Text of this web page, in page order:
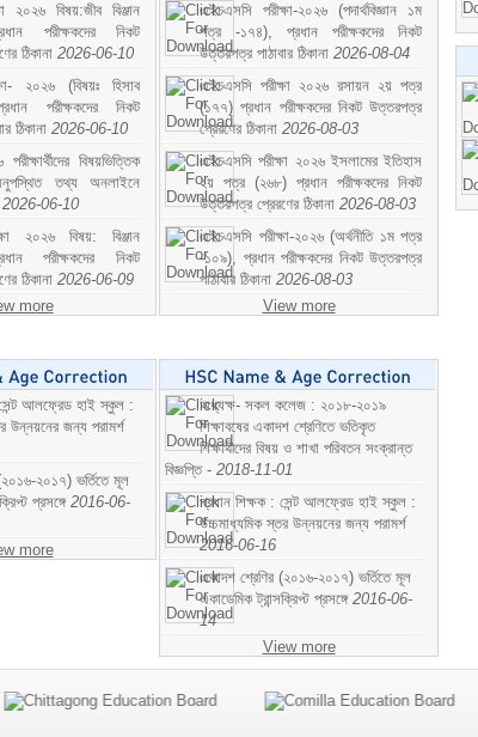
২০২৬ বিষয়:জীব বিঞ্জান
পরীক্ষকদের নিকট
ঠিকানা 2026-06-10
২০২৬ (বিষয়ঃ হিসাব
পরীক্ষকদের নিকট
ঠিকানা 2026-06-10
বিষয়ভিত্তিক
তথ্য অনলাইনে
2026-06-10
২০২৬ বিষয়: বিঞ্জান
পরীক্ষকদের নিকট
ঠিকানা 2026-06-09
more
এইচএসসি পরীক্ষা-২০২৬ (পদার্থবিজ্ঞান ১ম
পত্র -১৭৪), প্রধান পরীক্ষকদের নিকট
উত্তরপত্র পাঠাবার ঠিকানা 2026-08-04
এইচএসসি পরীক্ষা ২০২৬ রসায়ন ২য় পত্র
(১৭৭) প্রধান পরীক্ষকদের নিকট উত্তরপত্র
প্রেরণের ঠিকানা 2026-08-03
এইচএসসি পরীক্ষা ২০২৬ ইসলামের ইতিহাস
২য় পত্র (২৬৮) প্রধান পরীক্ষকদের নিকট
উত্তরপত্র প্রেরণের ঠিকানা 2026-08-03
এইচএসসি পরীক্ষা-২০২৬ (অর্থনীতি ১ম পত্র
-১০৯), প্রধান পরীক্ষকদের নিকট উত্তরপত্র
পাঠাবার ঠিকানা 2026-08-03
View more
আলফ্রেড হাই স্কুল :
উন্নয়নের জন্য পরামর্শ
২০১৭) ভর্তিতে মূল
প্রসঙ্গে 2016-06-
more
অধ্যক্ষ- সকল কলেজ : ২০১৮-২০১৯
শিক্ষাবষের একাদশ শ্রেণিতে ভতিকৃত
শিক্ষাথীদের বিষয় ও শাখা পরিবতন সংক্রান্ত
বিজ্ঞপ্তি - 2018-11-01
প্রধান শিক্ষক : সেন্ট আলফ্রেড হাই স্কুল :
উচ্চমাধ্যমিক স্তর উন্নয়নের জন্য পরামর্শ
2016-06-16
একাদশ শ্রেণির (২০১৬-২০১৭) ভর্তিতে মূল
একাডেমিক ট্রান্সক্রিপ্ট প্রসঙ্গে 2016-06-
14
View more